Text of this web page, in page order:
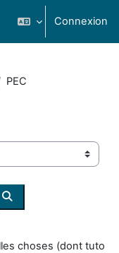
Connexion
PEC
Rechercher des cours
choses (dont tuto